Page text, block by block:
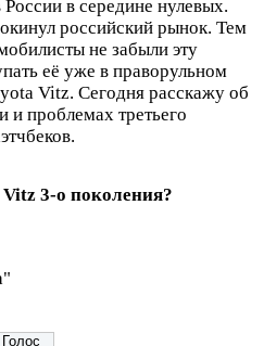
в середине нулевых.
российский рынок. Тем
не забыли эту
её уже в праворульном
Vitz. Сегодня расскажу об
и проблемах третьего
3-о поколения?